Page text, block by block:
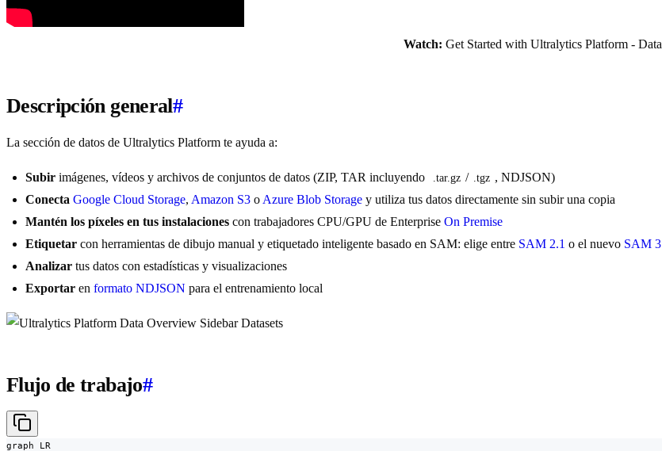
Watch: Get Started with Ultralytics Platform - Data
Descripción general#
La sección de datos de Ultralytics Platform te ayuda a:
Subir imágenes, vídeos y archivos de conjuntos de datos (ZIP, TAR incluyendo .tar.gz / .tgz , NDJSON)
Conecta Google Cloud Storage, Amazon S3 o Azure Blob Storage y utiliza tus datos directamente sin subir una copia
Mantén los píxeles en tus instalaciones con trabajadores CPU/GPU de Enterprise On Premise
Etiquetar con herramientas de dibujo manual y etiquetado inteligente basado en SAM: elige entre SAM 2.1 o el nuevo SAM 3
Analizar tus datos con estadísticas y visualizaciones
Exportar en formato NDJSON para el entrenamiento local
Flujo de trabajo#
graph LR